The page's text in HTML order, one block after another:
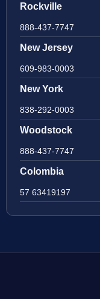
Rockville
888-437-7747
New Jersey
609-983-0003
New York
838-292-0003
Woodstock
888-437-7747
Colombia
57 63419197